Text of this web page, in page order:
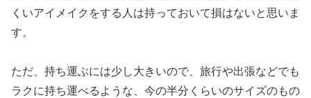
くいアイメイクをする人は持っておいて損はないと思いま
す。
ただ、持ち運ぶには少し大きいので、旅行や出張などでも
ラクに持ち運べるような、今の半分くらいのサイズのもの